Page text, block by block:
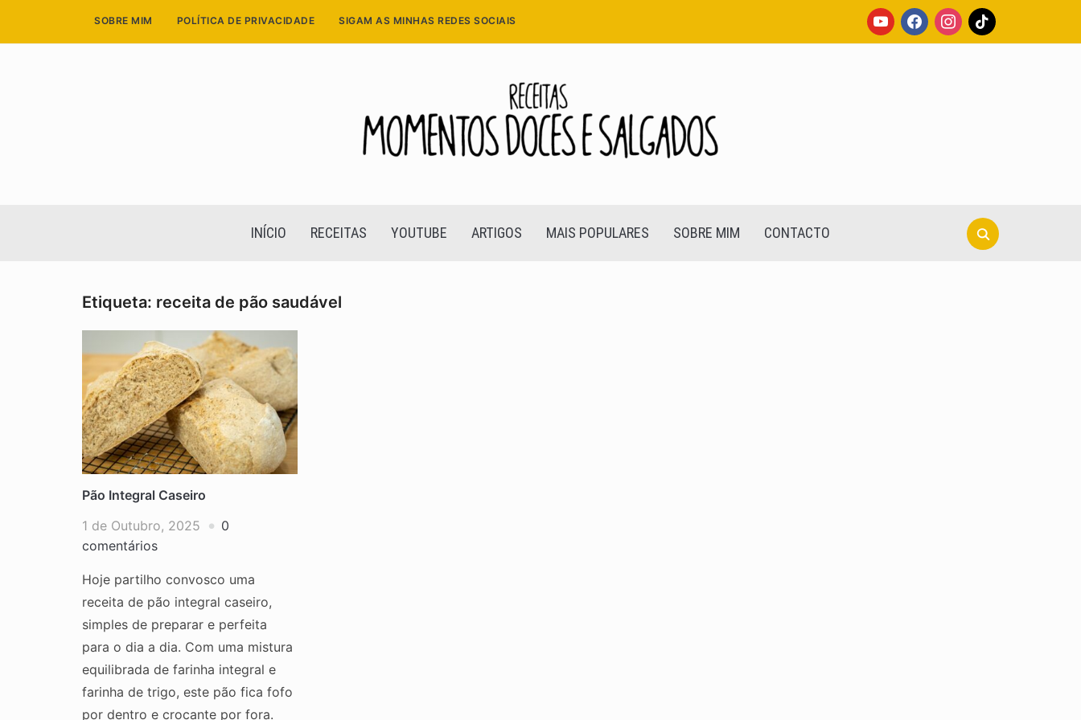
youtubefacebookinstagram
tiktok
SOBRE MIM POLÍTICA DE PRIVACIDADE SIGAM AS MINHAS REDES SOCIAIS
Search
for:
INÍCIO RECEITAS YOUTUBE ARTIGOS MAIS POPULARES SOBRE MIM CONTACTO
Etiqueta: receita de pão saudável
Pão Integral Caseiro
1 de Outubro, 2025
0
comentários
Hoje partilho convosco uma
receita de pão integral caseiro,
simples de preparar e perfeita
para o dia a dia. Com uma mistura
equilibrada de farinha integral e
farinha de trigo, este pão fica fofo
por dentro e crocante por fora.